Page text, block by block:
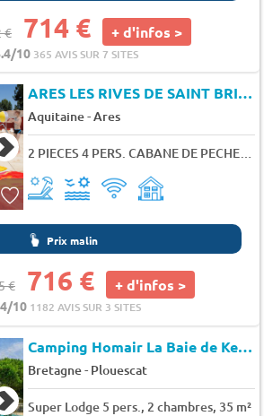
€ 714 € + d'infos >
10 365 AVIS SUR 7 SITES
ARES LES RIVES DE SAINT BRICE
Aquitaine-Ares
2 PIECES 4 PERS. CABANE DE PECHEUR
Prix malin
€ 716 € + d'infos >
10 1182 AVIS SUR 3 SITES
Camping Homair La Baie de Kernic
Bretagne- Plouescat
Super Lodge 5 pers., 2 chambres, 35 m²